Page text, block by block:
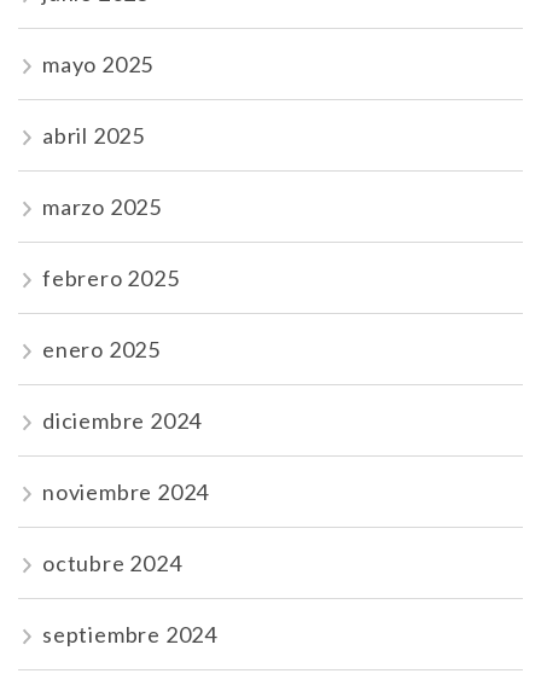
mayo 2025
abril 2025
marzo 2025
febrero 2025
enero 2025
diciembre 2024
noviembre 2024
octubre 2024
septiembre 2024